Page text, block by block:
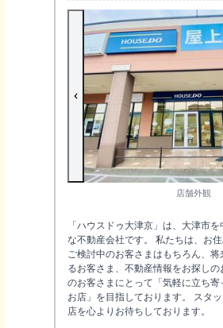
店舗外観
「ハウスドゥ大津京」は、大津市
な不動産会社です。 私たちは、お
ご検討中のお客さまはもちろん、
るお客さま、不動産情報をお探し
のお客さまにとって「気軽に立ち
お店」を目指しております。 スタ
店を心よりお待ちしております。